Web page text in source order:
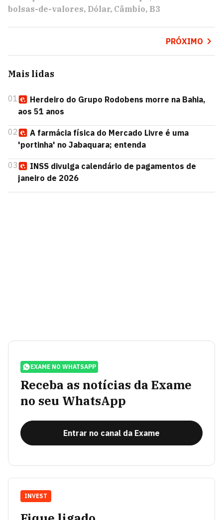
bolsas-de-valores Dólar Câmbio B3
PRÓXIMO
Mais lidas
01
Herdeiro do Grupo Rodobens morre na Bahia,
aos 51 anos
02
A farmácia física do Mercado Livre é uma
'portinha' no Jabaquara; entenda
03
INSS divulga calendário de pagamentos de
janeiro de 2026
EXAME NO WHATSAPP
Receba as notícias da Exame
no seu WhatsApp
Entrar no canal da Exame
INVEST